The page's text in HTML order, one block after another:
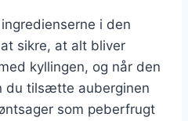
i den
sikre, at alt bliver
kyllingen, og når den
tilsætte auberginen
som peberfrugt